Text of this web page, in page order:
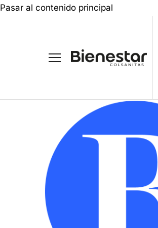
Pasar al contenido principal